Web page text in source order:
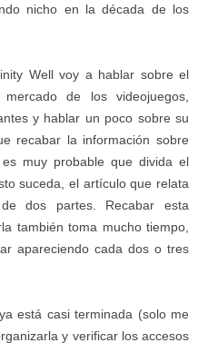
nicho en la década de los
Well voy a hablar sobre el
de los videojuegos,
y hablar un poco sobre su
recabar la información sobre
muy probable que divida el
suceda, el artículo que relata
dos partes. Recabar esta
también toma mucho tiempo,
apareciendo cada dos o tres
está casi terminada (solo me
y verificar los accesos